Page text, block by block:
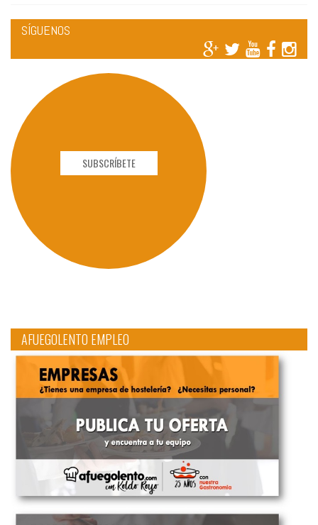
SÍGUENOS
SUBSCRÍBETE
AFUEGOLENTO EMPLEO